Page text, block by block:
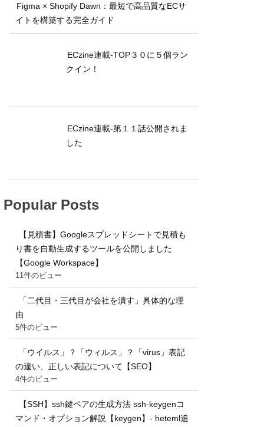
Figma × Shopify Dawn：最短で高品質なECサ
イトを構築する完全ガイド
ECzine連載-TOP３０に５個ラン
クイン！
ECzine連載-第１１話公開されま
した
Popular Posts
【見積書】Googleスプレッドシートで見積も
り書を自動生成するツールを公開しました
【Google Workspace】
11件のビュー
「二代目・三代目が会社を潰す」具体的な理
由
5件のビュー
「ウイルス」？「ウィルス」？「virus」表記
の違い、正しい表記について【SEO】
4件のビュー
【SSH】ssh鍵ペアの生成方法 ssh-keygenコ
マンド・オプション解説【keygen】- heteml追